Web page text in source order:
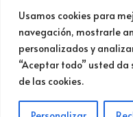
Usamos cookies para
navegación, mostrarle
personalizados y
“Aceptar todo” usted
de las cookies.
© 2023 –
reserved. Aviso